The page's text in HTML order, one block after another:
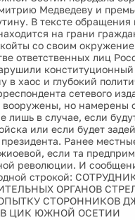
Медведеву и
В тексте обращения
на грани
со своим
ответственных лиц
конституционный
в хаос и глубокий
сетевого
но намерены
лишь в случае, если
или если будет
Ранее
если та
революции. И
строкой:
ОРГАНОВ
СТОРОННИКОВ
В ЦИК ЮЖНОЙ ОСЕТИИ